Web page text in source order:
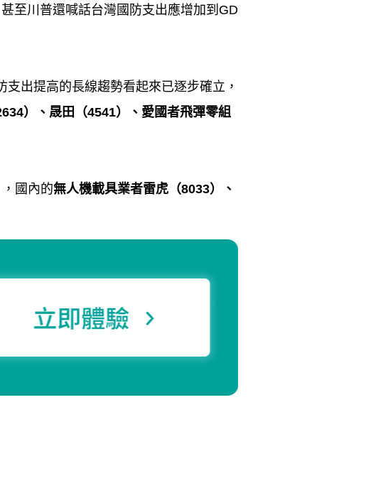
至川普還喊話台灣國防支出應增加到 GD
出提高的長線趨勢看起來已逐步確立，
）、晟田（4541）、愛國者飛彈零組
國內的無人機載具業者雷虎（8033）、